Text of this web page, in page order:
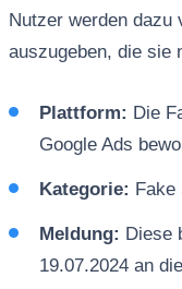
Nutzer werden dazu
auszugeben, die sie
Plattform: Die
Google Ads
Kategorie: Fake
Meldung: Diese
19.07.2024 an